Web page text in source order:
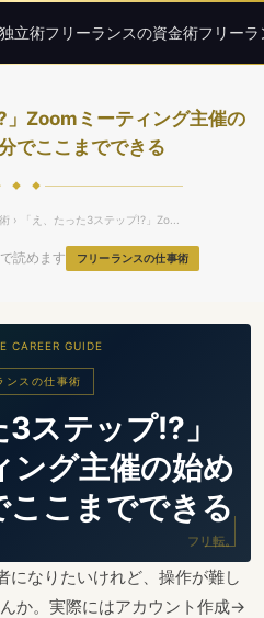
立術フリーランスの資金術フリーラ
」Zoomミーティング主催の
でここまでできる
◆ ◆
› 「え、たった3ステップ!?」Zo...
読めます フリーランスの仕事術
CAREER GUIDE
ンスの仕事術
3ステップ!?」
ング主催の始め
こまでできる
フリ転。
になりたいけれど、操作が難し
か。実際にはアカウント作成→